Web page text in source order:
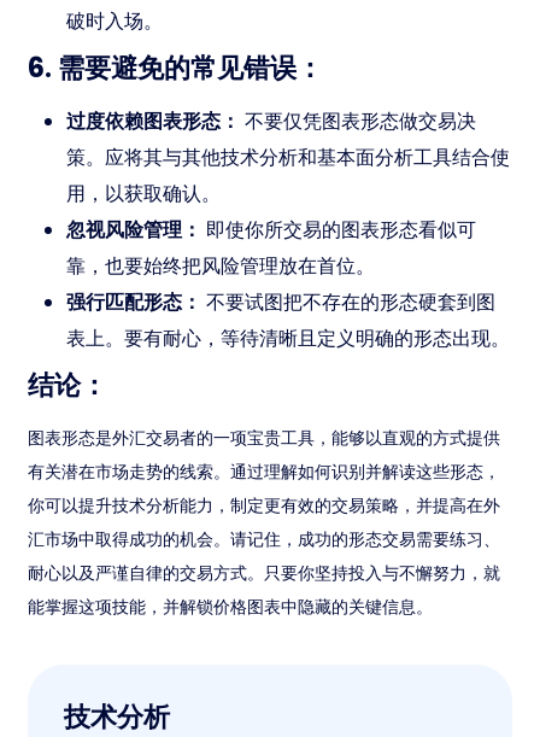
破时入场。
6. 需要避免的常见错误：
过度依赖图表形态： 不要仅凭图表形态做交易决
策。应将其与其他技术分析和基本面分析工具结合使
用，以获取确认。
忽视风险管理： 即使你所交易的图表形态看似可
靠，也要始终把风险管理放在首位。
强行匹配形态： 不要试图把不存在的形态硬套到图
表上。要有耐心，等待清晰且定义明确的形态出现。
结论：
图表形态是外汇交易者的一项宝贵工具，能够以直观的方式提供
有关潜在市场走势的线索。通过理解如何识别并解读这些形态，
你可以提升技术分析能力，制定更有效的交易策略，并提高在外
汇市场中取得成功的机会。请记住，成功的形态交易需要练习、
耐心以及严谨自律的交易方式。只要你坚持投入与不懈努力，就
能掌握这项技能，并解锁价格图表中隐藏的关键信息。
技术分析